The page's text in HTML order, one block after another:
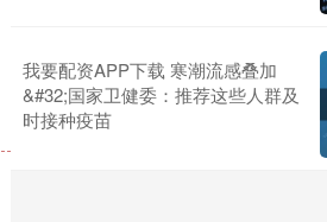
我要配资APP下载 寒潮流感叠加
&#32;国家卫健委：推荐这些人群及
时接种疫苗